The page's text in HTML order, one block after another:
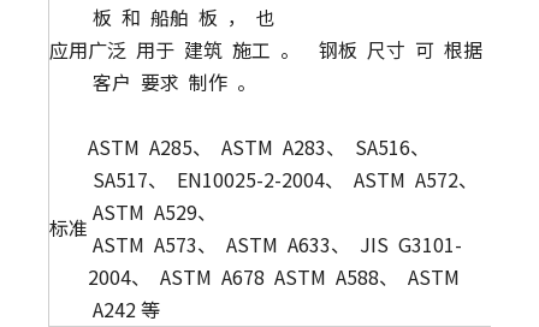
应用
板 和 船舶 板 ， 也
广泛 用于 建筑 施工 。 ​ 钢板 尺寸 可 根据
客户 要求 制作 。 ​ ​
标准
ASTM A285、 ASTM A283、 SA516、
SA517、 EN10025-2-2004、 ASTM A572、
ASTM A529、
ASTM A573、 ASTM A633、 JIS G3101-
2004、 ASTM A678 ASTM A588、 ASTM
A242 等